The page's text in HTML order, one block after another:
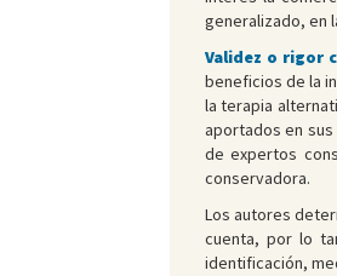
generalizado, en
Validez o rigor
beneficios de la
la terapia
aportados en
de expertos
conservadora.
Los autores
cuenta, por lo
identificación,